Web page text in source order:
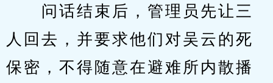
问话结束后，管理员先让三
人回去，并要求他们对吴云的死
保密，不得随意在避难所内散播